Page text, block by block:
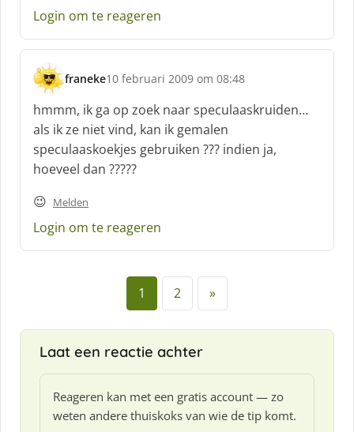
Login om te reageren
franeke
s
c
h
r
e
e
:
10 februari 2009 om 08:48
hmmm, ik ga op zoek naar speculaaskruiden…
als ik ze niet vind, kan ik gemalen
speculaaskoekjes gebruiken ??? indien ja,
hoeveel dan ?????
😉 Melden
Login om te reageren
1 2 »
Laat een reactie achter
Reageren kan met een gratis account — zo
weten andere thuiskoks van wie de tip komt.